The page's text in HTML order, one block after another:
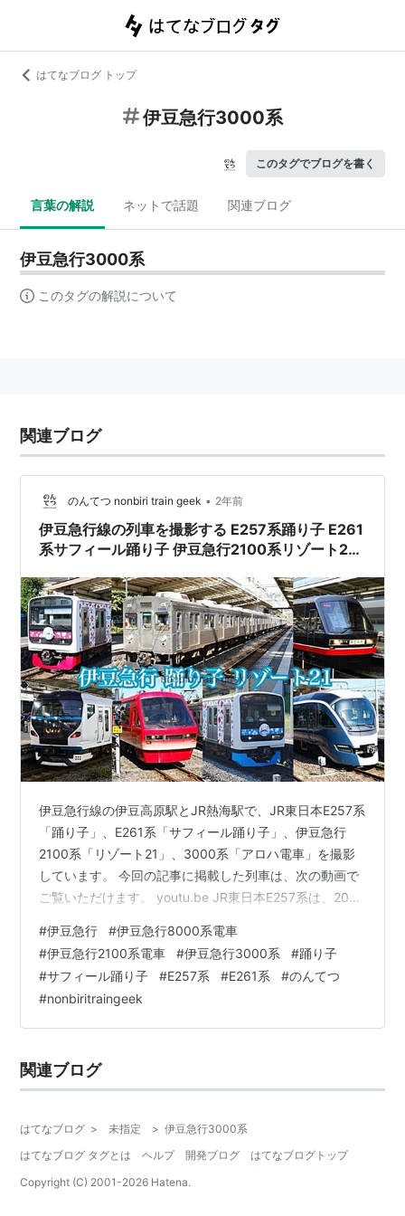
はてなブログ トップ
伊豆急行3000系
このタグでブログを書く
言葉の解説 ネットで話題 関連ブログ
伊豆急行3000系
このタグの解説について
関連ブログ
のんてつ nonbiri train geek • 2年前
伊豆急行線の列車を撮影する E257系踊り子 E261
系サフィール踊り子 伊豆急行2100系リゾート21
伊豆急行線の伊豆高原駅とJR熱海駅で、JR東日本E257系
「踊り子」、E261系「サフィール踊り子」、伊豆急行
2100系「リゾート21」、3000系「アロハ電車」を撮影
しています。 今回の記事に掲載した列車は、次の動画で
ご覧いただけます。 youtu.be JR東日本E257系は、2001
アの特急用として導入された特急形車両です。 後継の
E353系の導入により、中央線の特急からは撤退（臨時列
車を除く）し、塗装変更や走行機器更新などのリニュー
アル工事を受け、「踊り子」用に転用されています。 下
の画像は、伊豆高原駅の1、2番線ホーム（伊豆急下田
#伊豆急行 #伊豆急行8000系電車
#伊豆急行2100系電車 #伊豆急行3000系 #踊り子
#サフィール踊り子 #E257系 #E261系 #のんてつ
#nonbiritraingeek
関連ブログ
はてなブログ > 未指定 > 伊豆急行3000系
はてなブログ タグとは
ヘルプ 開発ブログ
はてなブログトップ
Copyright (C) 2001-2026 Hatena.